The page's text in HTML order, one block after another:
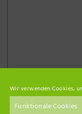
Wir verwenden Cookies,
Funktionale Cookies
Unsere